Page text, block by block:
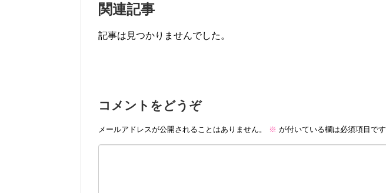
関連記事
記事は見つかりませんでした。
コメントをどうぞ
メールアドレスが公開されることはありません。 ※ が付いている欄は必須項目です